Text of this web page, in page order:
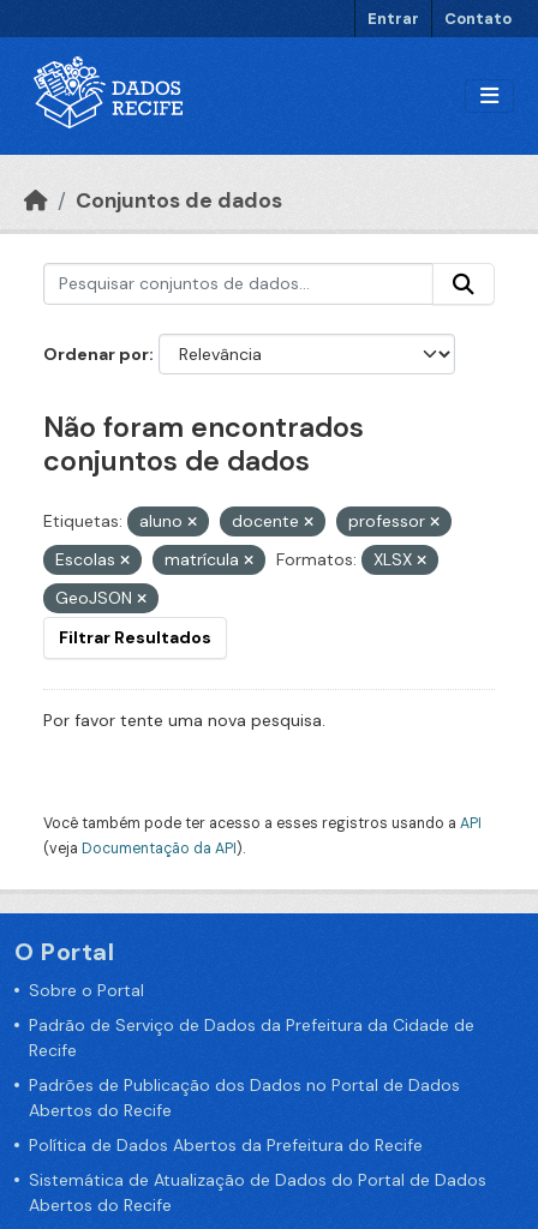
Entrar Contato
Conjuntos de dados
Ordenar por
Não foram encontrados
conjuntos de dados
Etiquetas: aluno docente
professor
Escolas
matrícula Formatos:
XLSX
GeoJSON
Filtrar Resultados
Por favor tente uma nova pesquisa.
Você também pode ter acesso a esses registros usando a API
(veja Documentação da API).
O Portal
Sobre o Portal
Padrão de Serviço de Dados da Prefeitura da Cidade de
Recife
Padrões de Publicação dos Dados no Portal de Dados
Abertos do Recife
Política de Dados Abertos da Prefeitura do Recife
Sistemática de Atualização de Dados do Portal de Dados
Abertos do Recife